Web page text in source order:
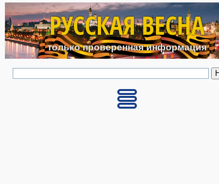
Перейти к основному
РУССКАЯ ВЕСНА
только проверенная информация